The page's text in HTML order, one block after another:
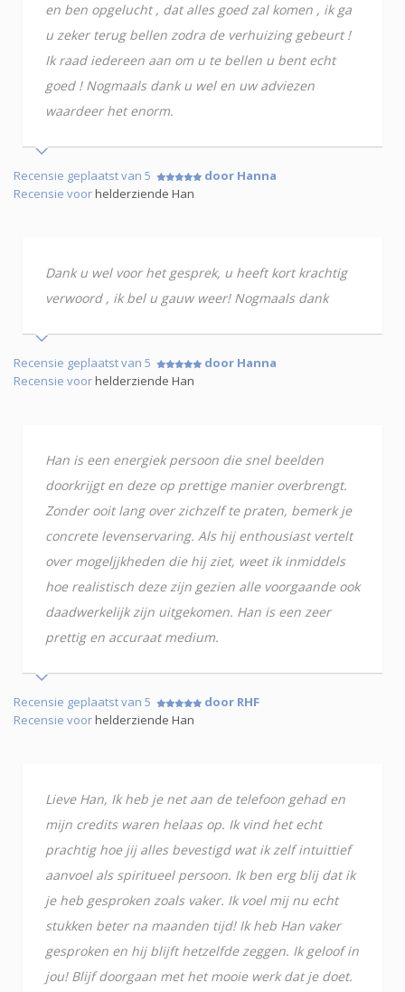
en ben opgelucht , dat alles goed zal komen , ik ga
u zeker terug bellen zodra de verhuizing gebeurt !
Ik raad iedereen aan om u te bellen u bent echt
goed ! Nogmaals dank u wel en uw adviezen
waardeer het enorm.
Recensie geplaatst van 5
door Hanna
Recensie voorhelderziende Han
Dank u wel voor het gesprek, u heeft kort krachtig
verwoord , ik bel u gauw weer! Nogmaals dank
Recensie geplaatst van 5
door Hanna
Recensie voorhelderziende Han
Han is een energiek persoon die snel beelden
doorkrijgt en deze op prettige manier overbrengt.
Zonder ooit lang over zichzelf te praten, bemerk je
concrete levenservaring. Als hij enthousiast vertelt
over mogeljjkheden die hij ziet, weet ik inmiddels
hoe realistisch deze zijn gezien alle voorgaande ook
daadwerkelijk zijn uitgekomen. Han is een zeer
prettig en accuraat medium.
Recensie geplaatst van 5
door RHF
Recensie voorhelderziende Han
Lieve Han, Ik heb je net aan de telefoon gehad en
mijn credits waren helaas op. Ik vind het echt
prachtig hoe jij alles bevestigd wat ik zelf intuittief
aanvoel als spiritueel persoon. Ik ben erg blij dat ik
je heb gesproken zoals vaker. Ik voel mij nu echt
stukken beter na maanden tijd! Ik heb Han vaker
gesproken en hij blijft hetzelfde zeggen. Ik geloof in
jou! Blijf doorgaan met het mooie werk dat je doet.